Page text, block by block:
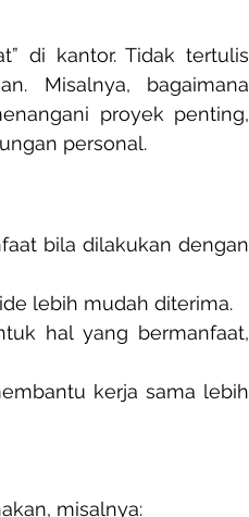
di kantor. Tidak tertulis
Misalnya, bagaimana
proyek penting,
personal.
bila dilakukan dengan
lebih mudah diterima.
hal yang bermanfaat,
kerja sama lebih
misalnya: